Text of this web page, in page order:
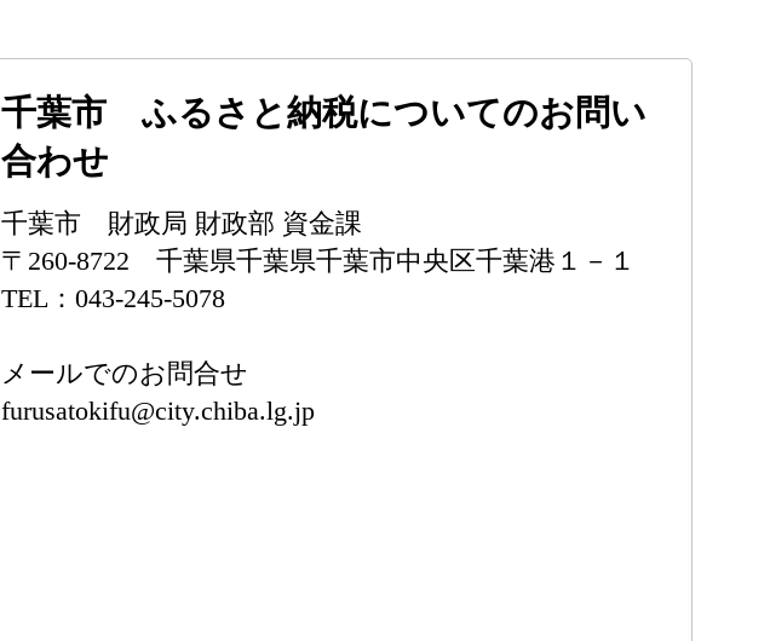
千葉市 ふるさと納税についてのお問い
合わせ
千葉市 財政局 財政部 資金課
〒260-8722 千葉県千葉県千葉市中央区千葉港１－１
TEL：043-245-5078
メールでのお問合せ
furusatokifu@city.chiba.lg.jp